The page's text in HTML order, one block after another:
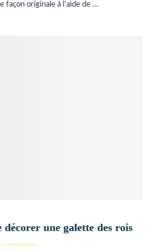
façon originale à l’aide de …
décorer une galette des rois